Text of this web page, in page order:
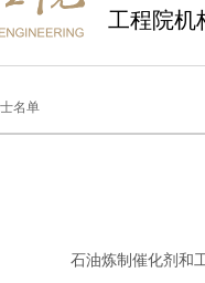
工程院机
名单
石油炼制催化剂和工